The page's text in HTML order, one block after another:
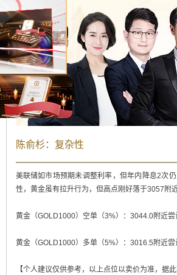
陈俞杉：复杂性
美联储如市场预期未调整利率，但年内降息2次
性，黄金虽有拉升行为，但高点刚好落于3057附
黄金（GOLD1000）空单（3%）：3044.0附近
黄金（GOLD1000）多单（5%）：3016.5附近
【个人建议仅供参考，以上点位以卖价为准，据此